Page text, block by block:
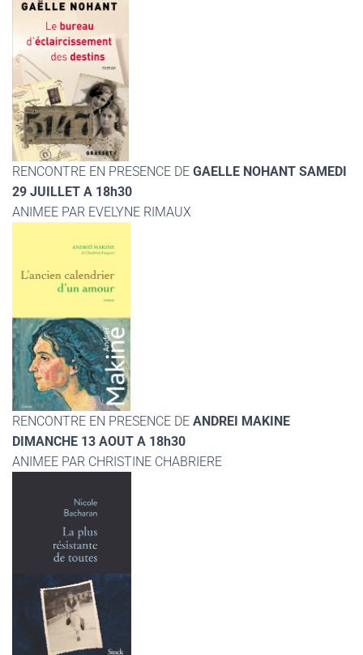
RENCONTRE EN PRESENCE DE GAELLE NOHANT SAMEDI
29 JUILLET A 18h30
ANIMEE PAR EVELYNE RIMAUX
RENCONTRE EN PRESENCE DE ANDREI MAKINE
DIMANCHE 13 AOUT A 18h30
ANIMEE PAR CHRISTINE CHABRIERE